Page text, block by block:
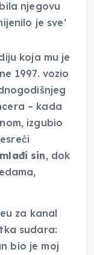
koja mu je
1997. vozio
– kada
izgubio
sin, dok
za kanal
sudara:
bio je moj